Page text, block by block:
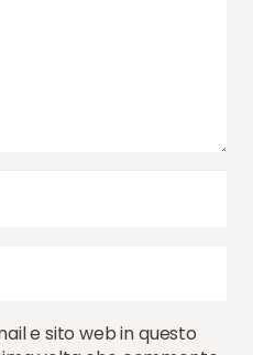
e sito web in questo